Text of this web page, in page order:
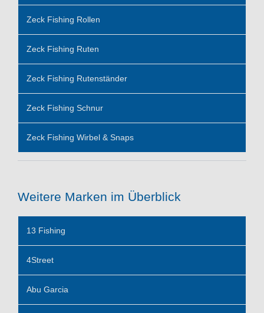
Zeck Fishing Rollen
Zeck Fishing Ruten
Zeck Fishing Rutenständer
Zeck Fishing Schnur
Zeck Fishing Wirbel & Snaps
Weitere Marken im Überblick
13 Fishing
4Street
Abu Garcia